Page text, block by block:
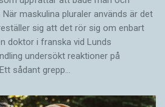
maskulina pluraler används är det
sig att det rör sig om enbart
doktor i franska vid Lunds
undersökt reaktioner på
sådant grepp…